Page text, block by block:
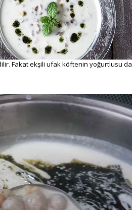
Fakat ekşili ufak köftenin yoğurtlusu da